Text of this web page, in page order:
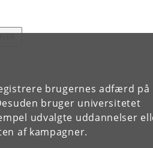
brugernes adfærd på
bruger universitetet
udvalgte uddannelser
af kampagner.